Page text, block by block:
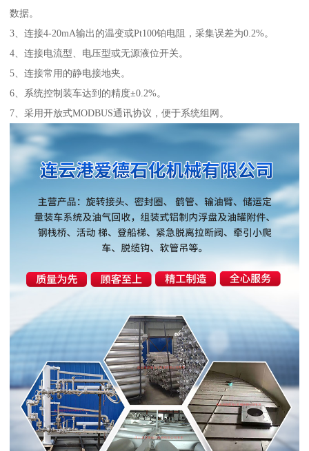
数据。
3、连接4-20mA输出的温变或Pt100铂电阻，采集误差为0.2%。
4、连接电流型、电压型或无源液位开关。
5、连接常用的静电接地夹。
6、系统控制装车达到的精度±0.2%。
7、采用开放式MODBUS通讯协议，便于系统组网。